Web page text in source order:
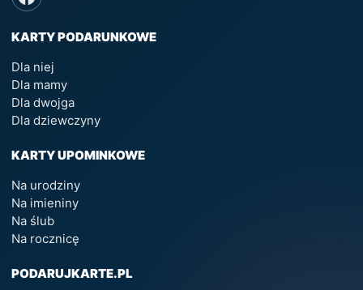
KARTY PODARUNKOWE
Dla niej
Dla mamy
Dla dwojga
Dla dziewczyny
KARTY UPOMINKOWE
Na urodziny
Na imieniny
Na ślub
Na rocznicę
PODARUJKARTE.PL